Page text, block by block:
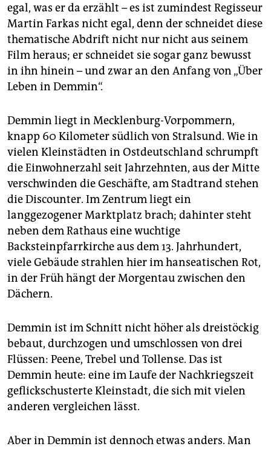
egal, was er da erzählt – es ist zumindest Regisseur
Martin Farkas nicht egal, denn der schneidet diese
thematische Abdrift nicht nur nicht aus seinem
Film heraus; er schneidet sie sogar ganz bewusst
in ihn hinein – und zwar an den Anfang von „Über
Leben in Demmin“.
Demmin liegt in Mecklenburg-Vorpommern,
knapp 60 Kilometer südlich von Stralsund. Wie in
vielen Kleinstädten in Ostdeutschland schrumpft
die Einwohnerzahl seit Jahrzehnten, aus der Mitte
verschwinden die Geschäfte, am Stadtrand stehen
die Discounter. Im Zentrum liegt ein
langgezogener Marktplatz brach; dahinter steht
neben dem Rathaus eine wuchtige
Backsteinpfarrkirche aus dem 13. Jahrhundert,
viele Gebäude strahlen hier im hanseatischen Rot,
in der Früh hängt der Morgentau zwischen den
Dächern.
Demmin ist im Schnitt nicht höher als dreistöckig
bebaut, durchzogen und umschlossen von drei
Flüssen: Peene, Trebel und Tollense. Das ist
Demmin heute: eine im Laufe der Nachkriegszeit
geflickschusterte Kleinstadt, die sich mit vielen
anderen vergleichen lässt.
Aber in Demmin ist dennoch etwas anders. Man